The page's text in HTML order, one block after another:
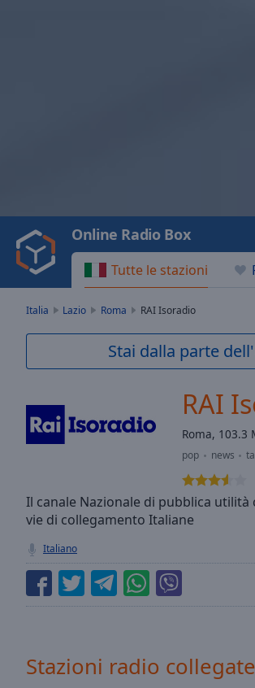
Video
Play
Backward
Skip
Current
Loaded:
0.00%
Seek to
currently
LIVE
Remaining
Rate
Tutte le stazioni
Online Radio Box
Italia Lazio Roma RAI Isoradio
Stai dalla parte
RAI
Roma, 103.3
pop news
Il canale Nazionale di pubblica
vie di collegamento Italiane
Italiano
Stazioni radio collegate